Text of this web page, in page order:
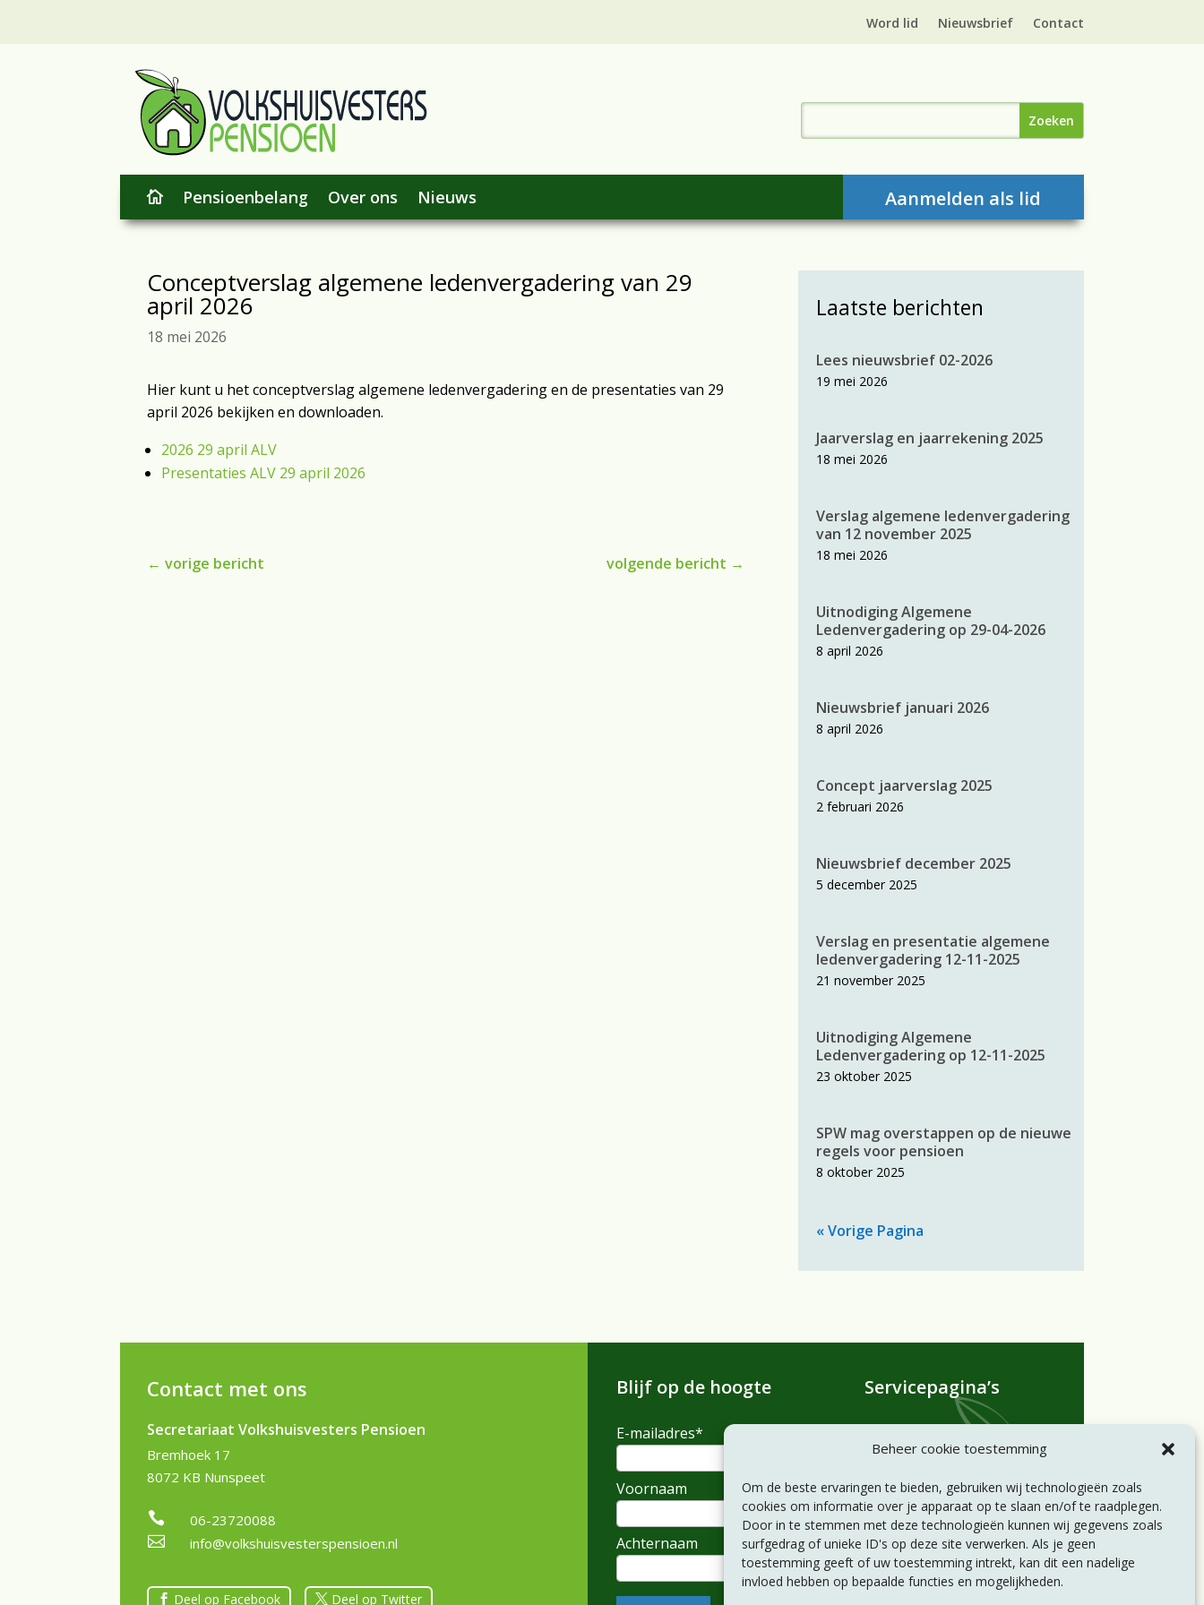
Beheer cookie toestemming
Om de beste ervaringen te bieden, gebruiken wij technologieën zoals
cookies om informatie over je apparaat op te slaan en/of te raadplegen.
Door in te stemmen met deze technologieën kunnen wij gegevens zoals
surfgedrag of unieke ID's op deze site verwerken. Als je geen
toestemming geeft of uw toestemming intrekt, kan dit een nadelige
invloed hebben op bepaalde functies en mogelijkheden.
Word lid Nieuwsbrief Contact
 Pensioenbelang Over ons Nieuws Aanmelden als lid
Conceptverslag algemene ledenvergadering van 29
april 2026
18 mei 2026
Hier kunt u het conceptverslag algemene ledenvergadering en de presentaties van 29
april 2026 bekijken en downloaden.
2026 29 april ALV
Presentaties ALV 29 april 2026
←vorige bericht volgende bericht →
Laatste berichten
Lees nieuwsbrief 02-2026
19 mei 2026
Jaarverslag en jaarrekening 2025
18 mei 2026
Verslag algemene ledenvergadering
van 12 november 2025
18 mei 2026
Uitnodiging Algemene
Ledenvergadering op 29-04-2026
8 april 2026
Nieuwsbrief januari 2026
8 april 2026
Concept jaarverslag 2025
2 februari 2026
Nieuwsbrief december 2025
5 december 2025
Verslag en presentatie algemene
ledenvergadering 12-11-2025
21 november 2025
Uitnodiging Algemene
Ledenvergadering op 12-11-2025
23 oktober 2025
SPW mag overstappen op de nieuwe
regels voor pensioen
8 oktober 2025
« Vorige Pagina
Contact met ons
Secretariaat Volkshuisvesters Pensioen
Bremhoek 17
8072 KB Nunspeet
 06-23720088
 info@volkshuisvesterspensioen.nl
Deel op Facebook Deel op Twitter
Blijf op de hoogte
E-mailadres*
Voornaam
Achternaam
Servicepagina’s
Huishoudelijk reglement
Privacyverklaring
Disclaimer